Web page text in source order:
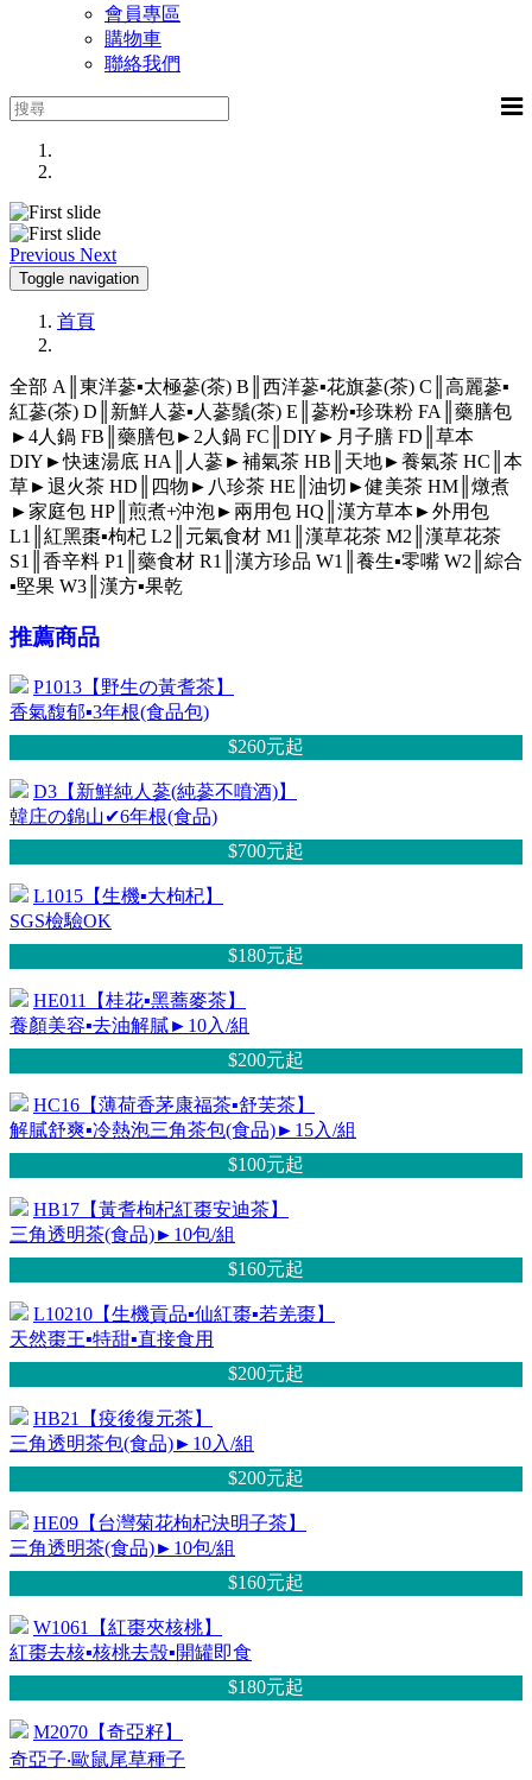
會員專區
購物車
聯絡我們
Previous Next
Toggle navigation
首頁
全部 A║東洋蔘▪太極蔘(茶) B║西洋蔘▪花旗蔘(茶) C║高麗蔘▪
紅蔘(茶) D║新鮮人蔘▪人蔘鬚(茶) E║蔘粉▪珍珠粉 FA║藥膳包
►4人鍋 FB║藥膳包►2人鍋 FC║DIY►月子膳 FD║草本
DIY►快速湯底 HA║人蔘►補氣茶 HB║天地►養氣茶 HC║本
草►退火茶 HD║四物►八珍茶 HE║油切►健美茶 HM║燉煮
►家庭包 HP║煎煮+沖泡►兩用包 HQ║漢方草本►外用包
L1║紅黑棗▪枸杞 L2║元氣食材 M1║漢草花茶 M2║漢草花茶
S1║香辛料 P1║藥食材 R1║漢方珍品 W1║養生▪零嘴 W2║綜合
▪堅果 W3║漢方▪果乾
推薦商品
P1013【野生の黃耆茶】
香氣馥郁▪3年根(食品包)
$260元起
D3【新鮮純人蔘(純蔘不噴酒)】
韓庄の錦山✔6年根(食品)
$700元起
L1015【生機▪大枸杞】
SGS檢驗OK
$180元起
HE011【桂花▪黑蕎麥茶】
養顏美容▪去油解膩►10入/組
$200元起
HC16【薄荷香茅康福茶▪舒芙茶】
解膩舒爽▪冷熱泡三角茶包(食品)►15入/組
$100元起
HB17【黃耆枸杞紅棗安迪茶】
三角透明茶(食品)►10包/組
$160元起
L10210【生機貢品▪仙紅棗▪若羌棗】
天然棗王▪特甜▪直接食用
$200元起
HB21【疫後復元茶】
三角透明茶包(食品)►10入/組
$200元起
HE09【台灣菊花枸杞決明子茶】
三角透明茶(食品)►10包/組
$160元起
W1061【紅棗夾核桃】
紅棗去核▪核桃去殼▪開罐即食
$180元起
M2070【奇亞籽】
奇亞子‧歐鼠尾草種子